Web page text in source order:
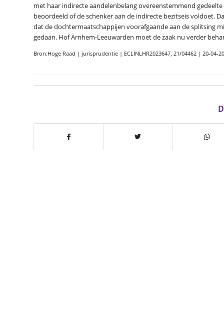
met haar indirecte aandelenbelang overeenstemmend
beoordeeld of de schenker aan de indirecte bezitseis voldoet.
dat de dochtermaatschappijen voorafgaande aan de splitsing
gedaan. Hof Arnhem-Leeuwarden moet de zaak nu verder
Bron:Hoge Raad | jurisprudentie | ECLINLHR2023647, 21/04462 | 20-04-